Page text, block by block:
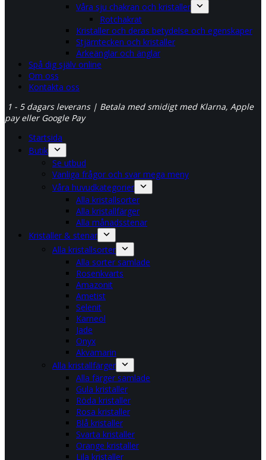
Våra sju chakran och kristaller
Rotchakrat
Kristaller och deras betydelse och egenskaper
Stjärntecken och kristaller
Ärkeänglar och änglar
Spå dig själv online
Om oss
Kontakta oss
1 - 5 dagars leverans | Betala med smidigt med Klarna, Apple
pay eller Google Pay
Startsida
Butik
Se utbud
Vanliga frågor och svar mega meny
Våra huvudkategorier
Alla kristallsorter
Alla kristallfärger
Alla månadsstenar
Kristaller & stenar
Alla kristallsorter
Alla sorter samlade
Rosenkvarts
Amazonit
Ametist
Selenit
Karneol
Jade
Onyx
Akvamarin
Alla kristallfärger
Alla färger samlade
Gula kristaller
Röda kristaller
Rosa kristaller
Blå kristaller
Svarta kristaller
Orange kristaller
Lila kristaller